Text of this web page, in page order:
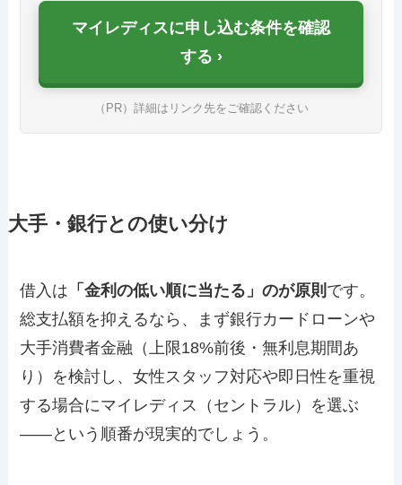
マイレディスに申し込む条件を確認
する
（PR）詳細はリンク先をご確認ください
大手・銀行との使い分け
借入は 「金利の低い順に当たる」のが原則 です。
総支払額を抑えるなら、まず銀行カードローンや
大手消費者金融（上限18%前後・無利息期間あ
り）を検討し、女性スタッフ対応や即日性を重視
する場合にマイレディス（セントラル）を選ぶ
——という順番が現実的でしょう。